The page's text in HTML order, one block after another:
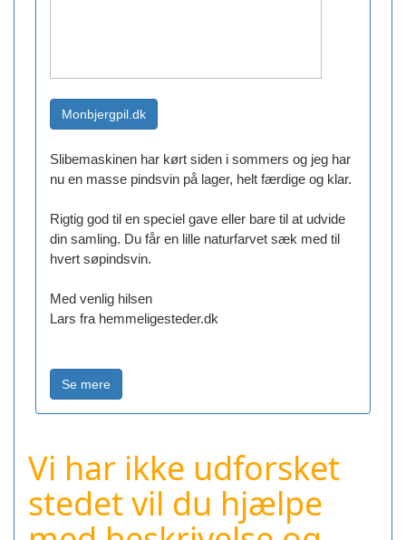
Slibemaskinen har kørt siden i sommers og jeg har
nu en masse pindsvin på lager, helt færdige og klar.
Rigtig god til en speciel gave eller bare til at udvide
din samling. Du får en lille naturfarvet sæk med til
hvert søpindsvin.
Med venlig hilsen
Lars fra hemmeligesteder.dk
Vi har ikke udforsket
stedet vil du hjælpe